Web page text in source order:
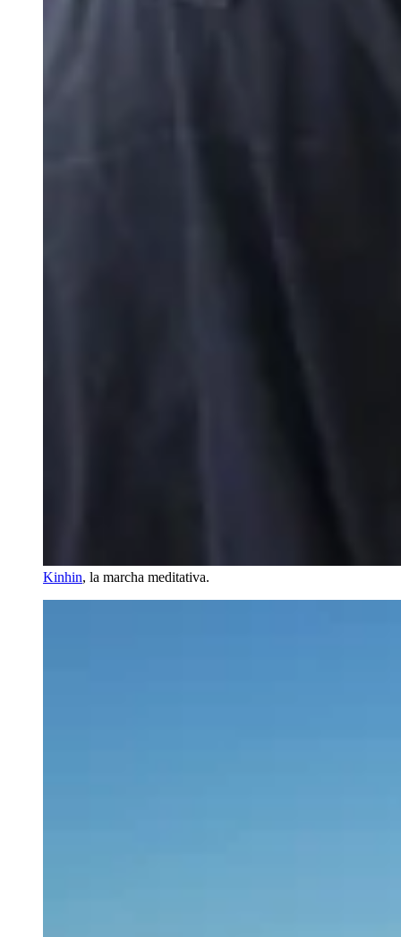
Kinhin, la marcha meditativa.